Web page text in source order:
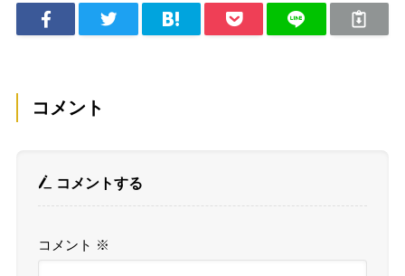
コメント
コメントする
コメント ※